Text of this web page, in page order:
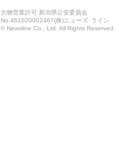
古物営業許可 新潟県公安委員会
No.461020002467(株)ニューズ･ライン
© Newsline Co., Ltd. All Rights Reserved.